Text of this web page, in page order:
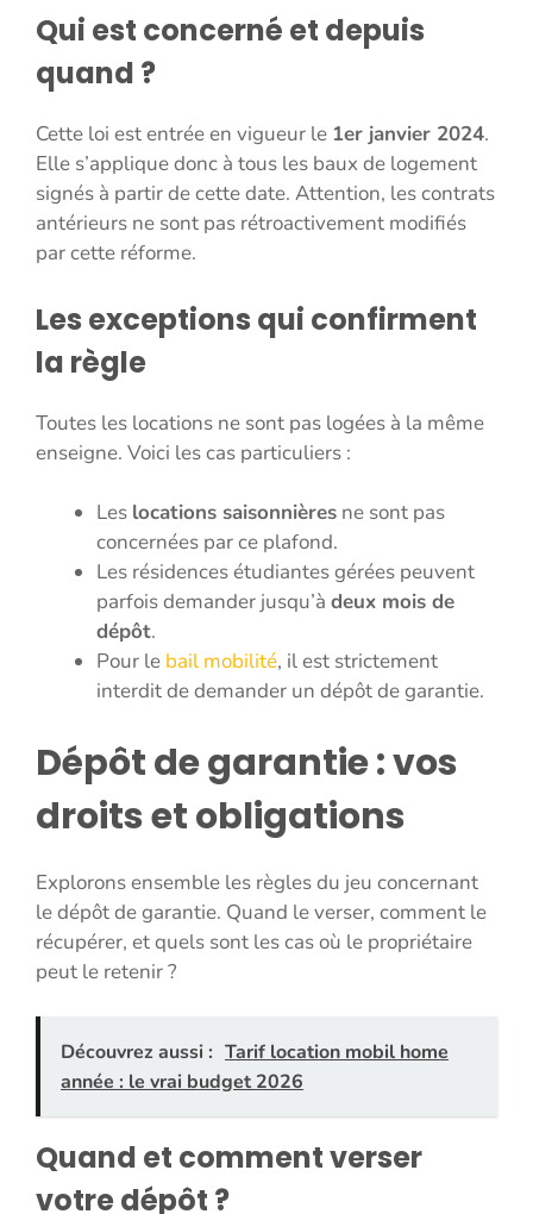
Qui est concerné et depuis
quand ?
Cette loi est entrée en vigueur le 1er janvier 2024.
Elle s’applique donc à tous les baux de logement
signés à partir de cette date. Attention, les contrats
antérieurs ne sont pas rétroactivement modifiés
par cette réforme.
Les exceptions qui confirment
la règle
Toutes les locations ne sont pas logées à la même
enseigne. Voici les cas particuliers :
Les locations saisonnières ne sont pas
concernées par ce plafond.
Les résidences étudiantes gérées peuvent
parfois demander jusqu’à deux mois de
dépôt.
Pour le bail mobilité, il est strictement
interdit de demander un dépôt de garantie.
Dépôt de garantie : vos
droits et obligations
Explorons ensemble les règles du jeu concernant
le dépôt de garantie. Quand le verser, comment le
récupérer, et quels sont les cas où le propriétaire
peut le retenir ?
Découvrez aussi : Tarif location mobil home
année : le vrai budget 2026
Quand et comment verser
votre dépôt ?